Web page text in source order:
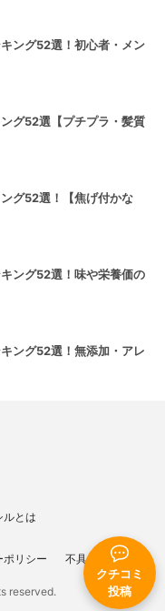
クチコミ
投稿
ング52選！初心者・メン
グ52選【プチプラ・髪質
グ52選！【焦げ付かな
ング52選！味や栄養価の
ング52選！無添加・アレ
ルとは
ポリシー 不具合報告
reserved.